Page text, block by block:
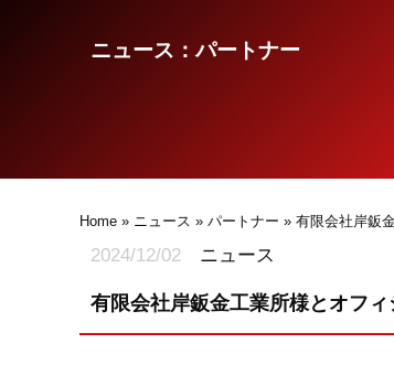
ニュース：パートナー
Home » ニュース » パートナー » 有限会社岸鈑
2024/12/02 ニュース
有限会社岸鈑金工業所様とオフ